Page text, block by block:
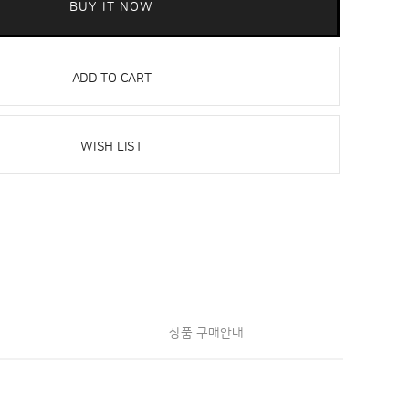
BUY IT NOW
ADD TO CART
WISH LIST
상품 구매안내